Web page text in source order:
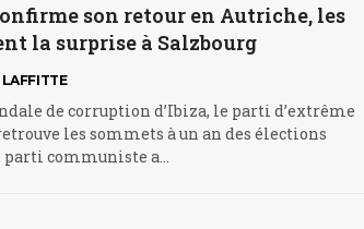
son retour en Autriche, les
la surprise à Salzbourg
de corruption d’Ibiza, le parti d’extrême
les sommets à un an des élections
communiste a…